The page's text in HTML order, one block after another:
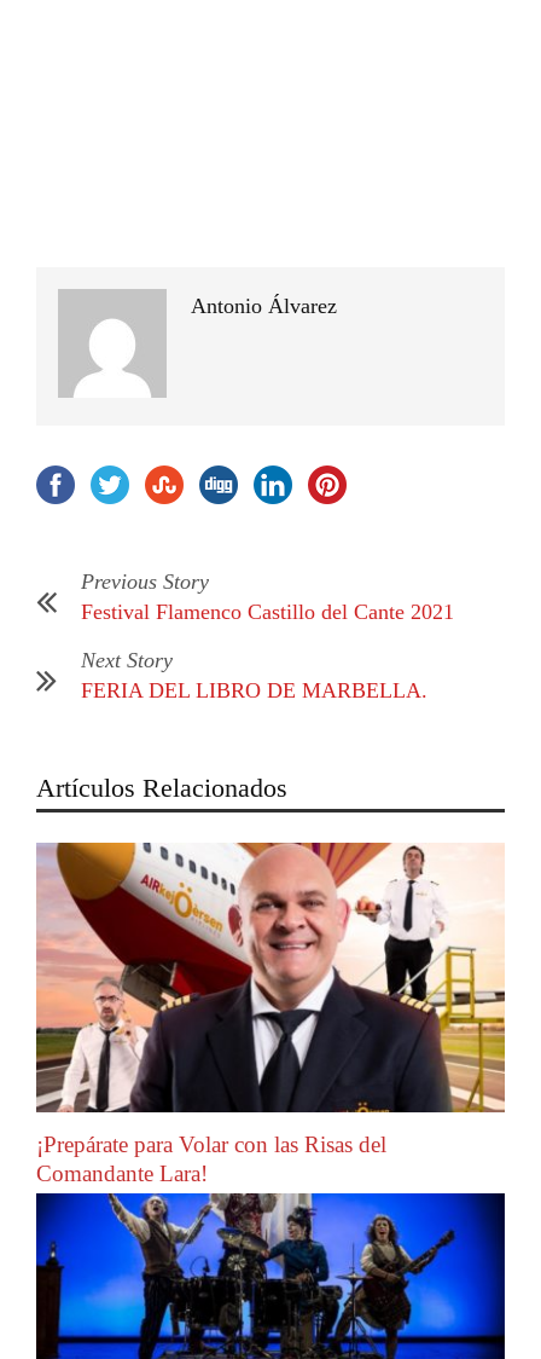
Antonio Álvarez
Previous Story
Festival Flamenco Castillo del Cante 2021
Next Story
FERIA DEL LIBRO DE MARBELLA.
Artículos Relacionados
¡Prepárate para Volar con las Risas del
Comandante Lara!